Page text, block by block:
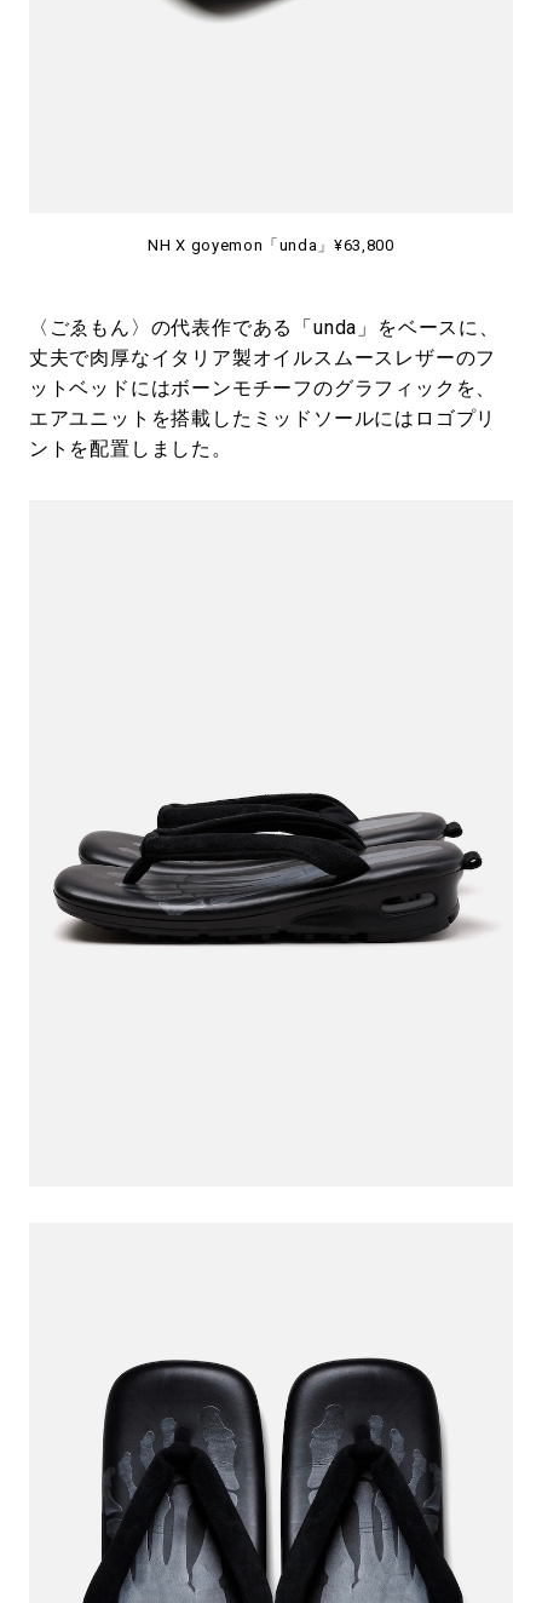
NH X goyemon「unda」¥63,800
〈ごゑもん〉の代表作である「unda」をベースに、
丈夫で肉厚なイタリア製オイルスムースレザーのフ
ットベッドにはボーンモチーフのグラフィックを、
エアユニットを搭載したミッドソールにはロゴプリ
ントを配置しました。